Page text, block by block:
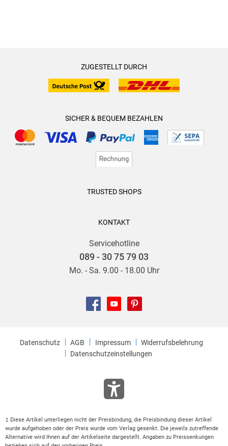
ZUGESTELLT DURCH
SICHER & BEQUEM BEZAHLEN
TRUSTED SHOPS
KONTAKT
Servicehotline
089 - 30 75 79 03
Mo. - Sa. 9.00 - 18.00 Uhr
Datenschutz AGB Impressum
Widerrufsbelehrung
Datenschutzeinstellungen
2
Diese Artikel unterliegen nicht der Preisbindung, die Preisbindung dieser Artikel
wurde aufgehoben oder der Preis wurde vom Verlag gesenkt. Die jeweils zutreffende
Alternative wird Ihnen auf der Artikelseite dargestellt. Angaben zu Preissenkungen